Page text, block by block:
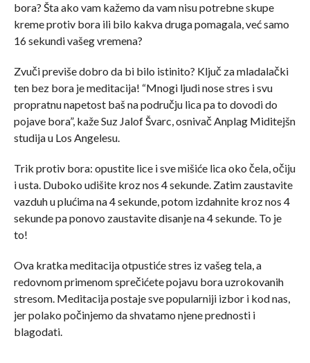
bora? Šta ako vam kažemo da vam nisu potrebne skupe
kreme protiv bora ili bilo kakva druga pomagala, već samo
16 sekundi vašeg vremena?
Zvuči previše dobro da bi bilo istinito? Ključ za mladalački
ten bez bora je meditacija! “Mnogi ljudi nose stres i svu
propratnu napetost baš na području lica pa to dovodi do
pojave bora”, kaže Suz Jalof Švarc, osnivač Anplag Miditejšn
studija u Los Angelesu.
Trik protiv bora: opustite lice i sve mišiće lica oko čela, očiju
i usta. Duboko udišite kroz nos 4 sekunde. Zatim zaustavite
vazduh u plućima na 4 sekunde, potom izdahnite kroz nos 4
sekunde pa ponovo zaustavite disanje na 4 sekunde. To je
to!
Ova kratka meditacija otpustiće stres iz vašeg tela, a
redovnom primenom sprečićete pojavu bora uzrokovanih
stresom. Meditacija postaje sve popularniji izbor i kod nas,
jer polako počinjemo da shvatamo njene prednosti i
blagodati.